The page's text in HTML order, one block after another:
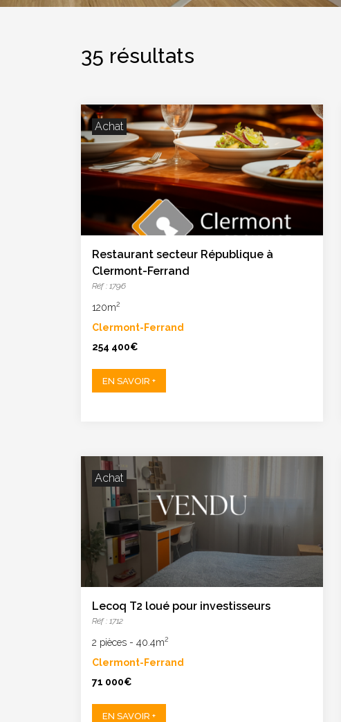
35 résultats
Achat
Restaurant secteur République à
Clermont-Ferrand
Réf : 1796
120m2
Clermont-Ferrand
254 400€
EN SAVOIR +
Achat
Lecoq T2 loué pour investisseurs
Réf : 1712
2 pièces - 40.4m2
Clermont-Ferrand
71 000€
EN SAVOIR +